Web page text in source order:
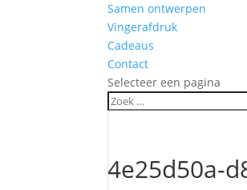
Samen ontwerpen
Vingerafdruk
Cadeaus
Contact
Selecteer een pagina
4e25d50a-